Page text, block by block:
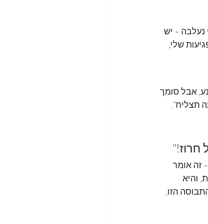
נעלבה - יש
שלי,
אבל סומך
תצליח".
זה אומר
והיא
הזו,